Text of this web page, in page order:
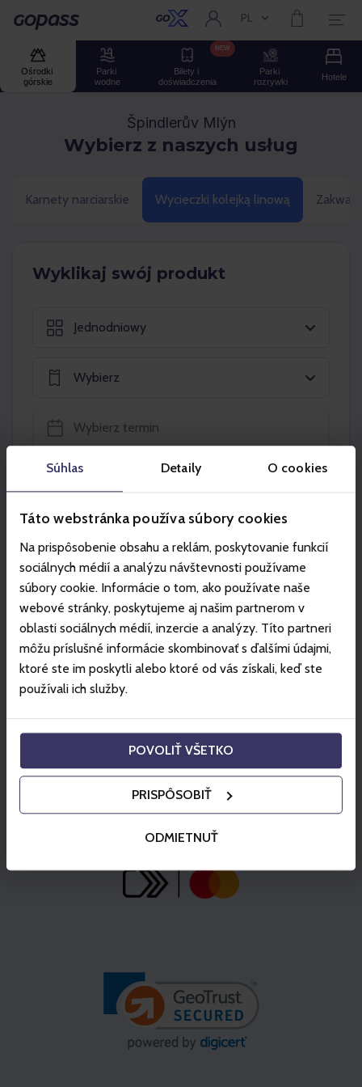
Súhlas Detaily O cookies
Táto webstránka používa súbory cookies
Na prispôsobenie obsahu a reklám, poskytovanie funkcií
sociálnych médií a analýzu návštevnosti používame
súbory cookie. Informácie o tom, ako používate naše
webové stránky, poskytujeme aj našim partnerom v
oblasti sociálnych médií, inzercie a analýzy. Títo partneri
môžu príslušné informácie skombinovať s ďalšími údajmi,
ktoré ste im poskytli alebo ktoré od vás získali, keď ste
používali ich služby.
POVOLIŤ VŠETKO
PRISPÔSOBIŤ
ODMIETNUŤ
Gopass Aktualny język:
PL
Ośrodki
górskie
Parki
wodne
Bilety i
doświadczenia
NEW
Parki
rozrywki
Hotele
Špindlerův Mlýn
Wybierz z naszych usług
Karnety narciarskie Wycieczki kolejką linową
Wyklikaj swój produkt
Jednodniowy
Wybierz
Partner